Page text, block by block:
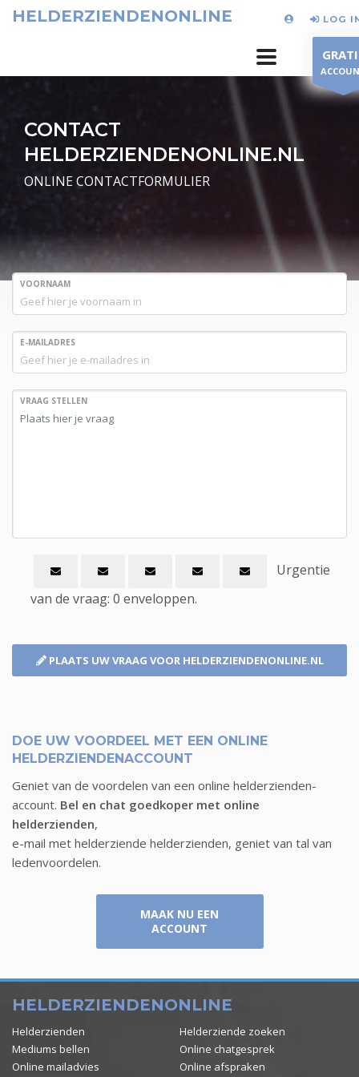
HELDERZIENDENONLINE LOG
CONTACT
HELDERZIENDENONLINE.NL
ONLINE CONTACTFORMULIER
VOORNAAM
E-MAILADRES
VRAAG STELLEN
Urgentie
van de vraag: 0 enveloppen.
PLAATS UW VRAAG VOOR HELDERZIENDENONLINE.NL
DOE UW VOORDEEL MET EEN ONLINE
HELDERZIENDENACCOUNT
Geniet van de voordelen van een online helderzienden-
account. Bel en chat goedkoper met online
helderzienden,
e-mail met helderziende helderzienden, geniet van tal van
ledenvoordelen.
MAAK NU EEN
ACCOUNT
HELDERZIENDENONLINE
Helderzienden
Helderziende zoeken
Mediums bellen
Online chatgesprek
Online mailadvies
Online afspraken